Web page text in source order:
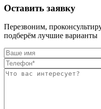
Оставить заявку
Перезвоним,
подберём лучшие варианты